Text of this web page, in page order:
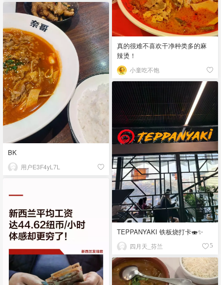
真的很难不喜欢干净种类多的麻
辣烫！
小童吃不饱
BK
用户E3F4yL7L
TEPPANYAKI 铁板烧打卡🍣✨
四月天_芬兰 5